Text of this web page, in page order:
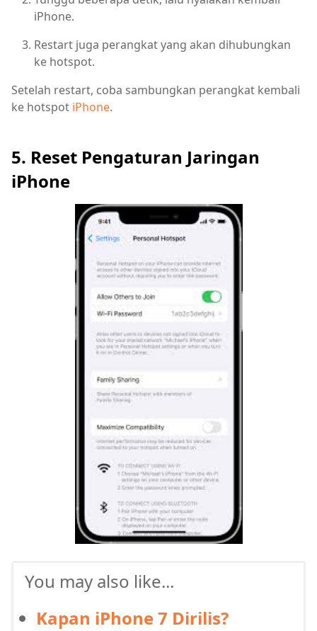
iPhone.
Restart juga perangkat yang akan dihubungkan
ke hotspot.
Setelah restart, coba sambungkan perangkat kembali
ke hotspot iPhone.
5. Reset Pengaturan Jaringan
iPhone
You may also like...
Kapan iPhone 7 Dirilis?